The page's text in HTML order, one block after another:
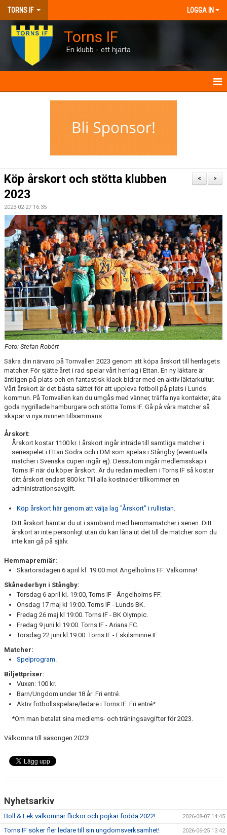
TORNS IF LOGGA IN
Torns IF
En klubb - ett hjärta
MATCHER
TORN I SAMHÄLLET
ARRANGEMANG
WEBBSHOP
>
<
Köp årskort och stötta klubben
2023
2023-02-27 16:35
Foto: Stefan Robèrt
Säkra din närvaro på Tornvallen 2023 genom att köpa årskort till herrlagets
matcher. För sjätte året i rad spelar vårt herrlag i Ettan. En ny läktare är
äntligen på plats och en fantastisk klack bidrar med en aktiv läktarkultur.
Vårt årskort är det bästa sättet för att uppleva fotboll på plats i Lunds
kommun. På Tornvallen kan du umgås med vänner, träffa nya kontakter, äta
goda nygrillade hamburgare och stötta Torns IF. Gå på våra matcher så
skapar vi nya minnen tillsammans.
Årskort:
Årskort kostar 1100 kr. I årskort ingår inträde till samtliga matcher i
seriespelet i Ettan Södra och i DM som spelas i Stångby (eventuella
matcher i Svenska cupen ingår ej). Dessutom ingår medlemsskap i
Torns IF när du köper årskort. Är du redan medlem i Torns IF så kostar
ditt årskort endast 800 kr. Till alla kostnader tillkommer en
administrationsavgift.
Köp årskort här genom att välja lag "Årskort" i rullistan.
Ditt årskort hämtar du ut i samband med hemmamatcher i serien. Ditt
årskort är inte personligt utan du kan låna ut det till de matcher som du
inte kan gå på själv.
Hemmapremiär:
Skärtorsdagen 6 april kl. 19:00 mot Ängelholms FF. Välkomna!
Skånederbyn i Stångby:
Torsdag 6 april kl. 19:00, Torns IF - Ängelholms FF.
Onsdag 17 maj kl 19:00. Torns IF - Lunds BK.
Fredag 26 maj kl 19:00. Torns IF - BK Olympic.
Fredag 9 juni kl 19:00. Torns IF - Ariana FC.
Torsdag 22 juni kl 19:00. Torns IF - Eskilsminne IF.
Matcher:
Spelprogram.
Biljettpriser:
Vuxen: 100 kr.
Barn/Ungdom under 18 år: Fri entré.
Aktiv fotbollsspelare/ledare i Torns IF: Fri entré*.
*Om man betalat sina medlems- och träningsavgifter för 2023.
Välkomna till säsongen 2023!
Nyhetsarkiv
Boll & Lek välkomnar flickor och pojkar födda 2022! 2026-08-07 14:45
Torns IF söker fler ledare till sin ungdomsverksamhet! 2026-06-25 13:42